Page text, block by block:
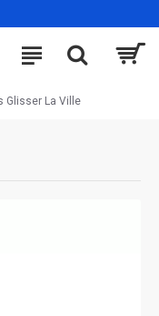
Glisser La Ville